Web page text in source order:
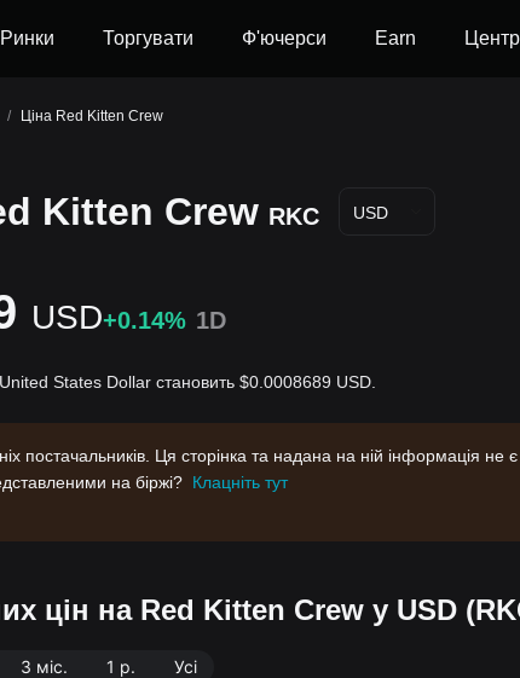
Ринки Торгувати Ф'ючерси Earn Центр
/ Ціна Red Kitten Crew
Kitten Crew RKC USD
USD+0.14% 1D
States Dollar становить $0.0008689 USD.
постачальників. Ця сторінка та надана на ній інформація
на біржі? Клацніть тут
цін на Red Kitten Crew у USD
3 міс. 1 р. Усі